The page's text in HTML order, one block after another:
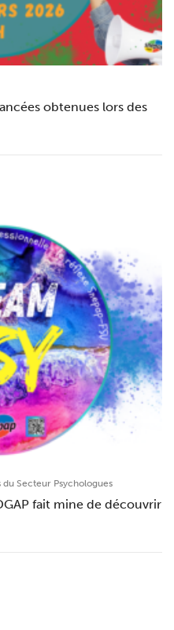
obtenues lors des
du Secteur Psychologues
fait mine de découvrir